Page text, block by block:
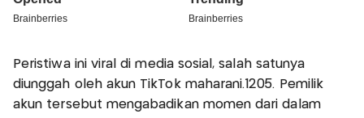
Peristiwa ini viral di media sosial, salah satunya
diunggah oleh akun TikTok maharani.1205. Pemilik
akun tersebut mengabadikan momen dari dalam